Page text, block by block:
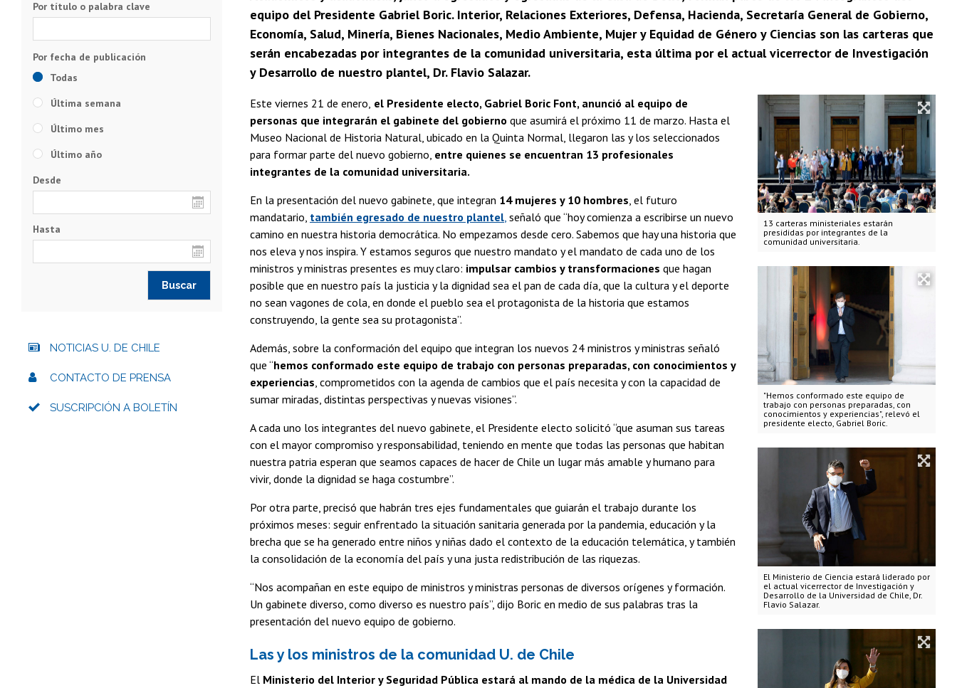
equipo del Presidente Gabriel Boric. Interior, Relaciones Exteriores, Defensa, Hacienda, Secretaría General de Gobierno,
Economía, Salud, Minería, Bienes Nacionales, Medio Ambiente, Mujer y Equidad de Género y Ciencias son las carteras que
serán encabezadas por integrantes de la comunidad universitaria, esta última por el actual vicerrector de Investigación
y Desarrollo de nuestro plantel, Dr. Flavio Salazar.
13 carteras ministeriales estarán
presididas por integrantes de la
comunidad universitaria.
"Hemos conformado este equipo de
trabajo con personas preparadas, con
conocimientos y experiencias", relevó el
presidente electo, Gabriel Boric.
El Ministerio de Ciencia estará liderado por
el actual vicerrector de Investigación y
Desarrollo de la Universidad de Chile, Dr.
Flavio Salazar.
Este viernes 21 de enero, el Presidente electo, Gabriel Boric Font, anunció al equipo de
personas que integrarán el gabinete del gobierno que asumirá el próximo 11 de marzo. Hasta el
Museo Nacional de Historia Natural, ubicado en la Quinta Normal, llegaron las y los seleccionados
para formar parte del nuevo gobierno, entre quienes se encuentran 13 profesionales
integrantes de la comunidad universitaria.
En la presentación del nuevo gabinete, que integran 14 mujeres y 10 hombres , el futuro
mandatario, también egresado de nuestro plantel señaló que “hoy comienza a escribirse un nuevo
camino en nuestra historia democrática. No empezamos desde cero. Sabemos que hay una historia que
nos eleva y nos inspira. Y estamos seguros que nuestro mandato y el mandato de cada uno de los
ministros y ministras presentes es muy claro: impulsar cambios y transformaciones que hagan
posible que en nuestro país la justicia y la dignidad sea el pan de cada día, que la cultura y el deporte
no sean vagones de cola, en donde el pueblo sea el protagonista de la historia que estamos
construyendo, la gente sea su protagonista”.
Además, sobre la conformación del equipo que integran los nuevos 24 ministros y ministras señaló
que “hemos conformado este equipo de trabajo con personas preparadas, con conocimientos y
experiencias , comprometidos con la agenda de cambios que el país necesita y con la capacidad de
sumar miradas, distintas perspectivas y nuevas visiones”.
A cada uno los integrantes del nuevo gabinete, el Presidente electo solicitó “que asuman sus tareas
con el mayor compromiso y responsabilidad, teniendo en mente que todas las personas que habitan
nuestra patria esperan que seamos capaces de hacer de Chile un lugar más amable y humano para
vivir, donde la dignidad se haga costumbre”.
Por otra parte, precisó que habrán tres ejes fundamentales que guiarán el trabajo durante los
próximos meses: seguir enfrentado la situación sanitaria generada por la pandemia, educación y la
brecha que se ha generado entre niños y niñas dado el contexto de la educación telemática, y también
la consolidación de la economía del país y una justa redistribución de las riquezas.
“Nos acompañan en este equipo de ministros y ministras personas de diversos orígenes y formación.
Un gabinete diverso, como diverso es nuestro país”, dijo Boric en medio de sus palabras tras la
presentación del nuevo equipo de gobierno.
Las y los ministros de la comunidad U. de Chile
El Ministerio del Interior y Seguridad Pública estará al mando de la médica de la Universidad
Por título o palabra clave
Todas
Última semana
Último mes
Último año
Desde
Hasta
NOTICIAS U. DE CHILE
CONTACTO DE PRENSA
SUSCRIPCIÓN A BOLETÍN